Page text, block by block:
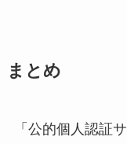
まとめ
「公的個人認証